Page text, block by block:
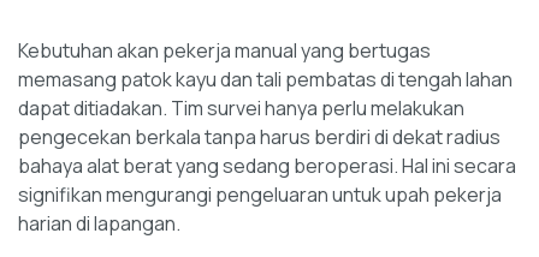
Kebutuhan akan pekerja manual yang bertugas
memasang patok kayu dan tali pembatas di tengah lahan
dapat ditiadakan. Tim survei hanya perlu melakukan
pengecekan berkala tanpa harus berdiri di dekat radius
bahaya alat berat yang sedang beroperasi. Hal ini secara
signifikan mengurangi pengeluaran untuk upah pekerja
harian di lapangan.